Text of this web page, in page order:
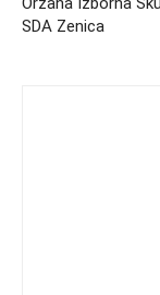
SDA Zenica